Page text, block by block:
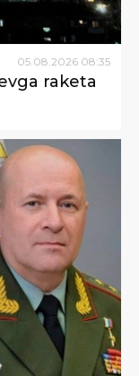
05 08 2026 08:35
raketa